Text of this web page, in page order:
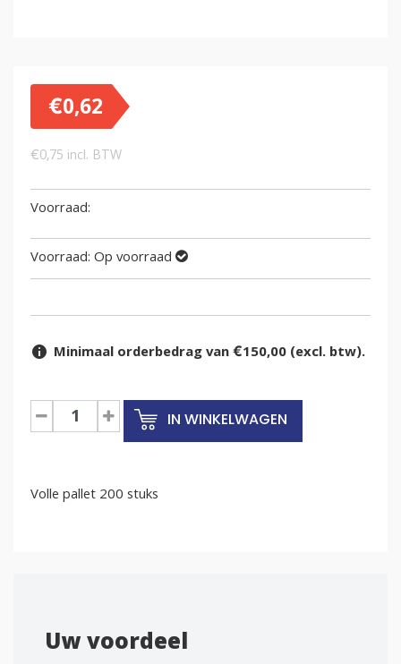
€0,62
€0,75 incl. BTW
Voorraad:
Op voorraad
Minimaal orderbedrag van €150,00 (excl. btw).
Stapelbeugel
ALC
IN WINKELWAGEN
Volle pallet 200 stuks
Uw voordeel